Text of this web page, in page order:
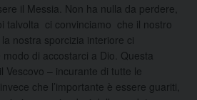
il Messia. Non ha nulla da perdere,
talvolta ci convinciamo che il nostro
nostra sporcizia interiore ci
di accostarci a Dio. Questa
Vescovo – incurante di tutte le
che l’importante è essere guariti,